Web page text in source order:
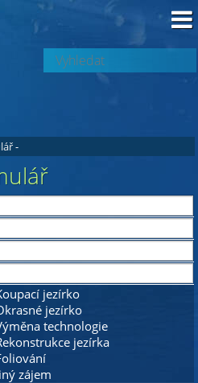
-
jezírko
jezírko
technologie
jezírka
zájem